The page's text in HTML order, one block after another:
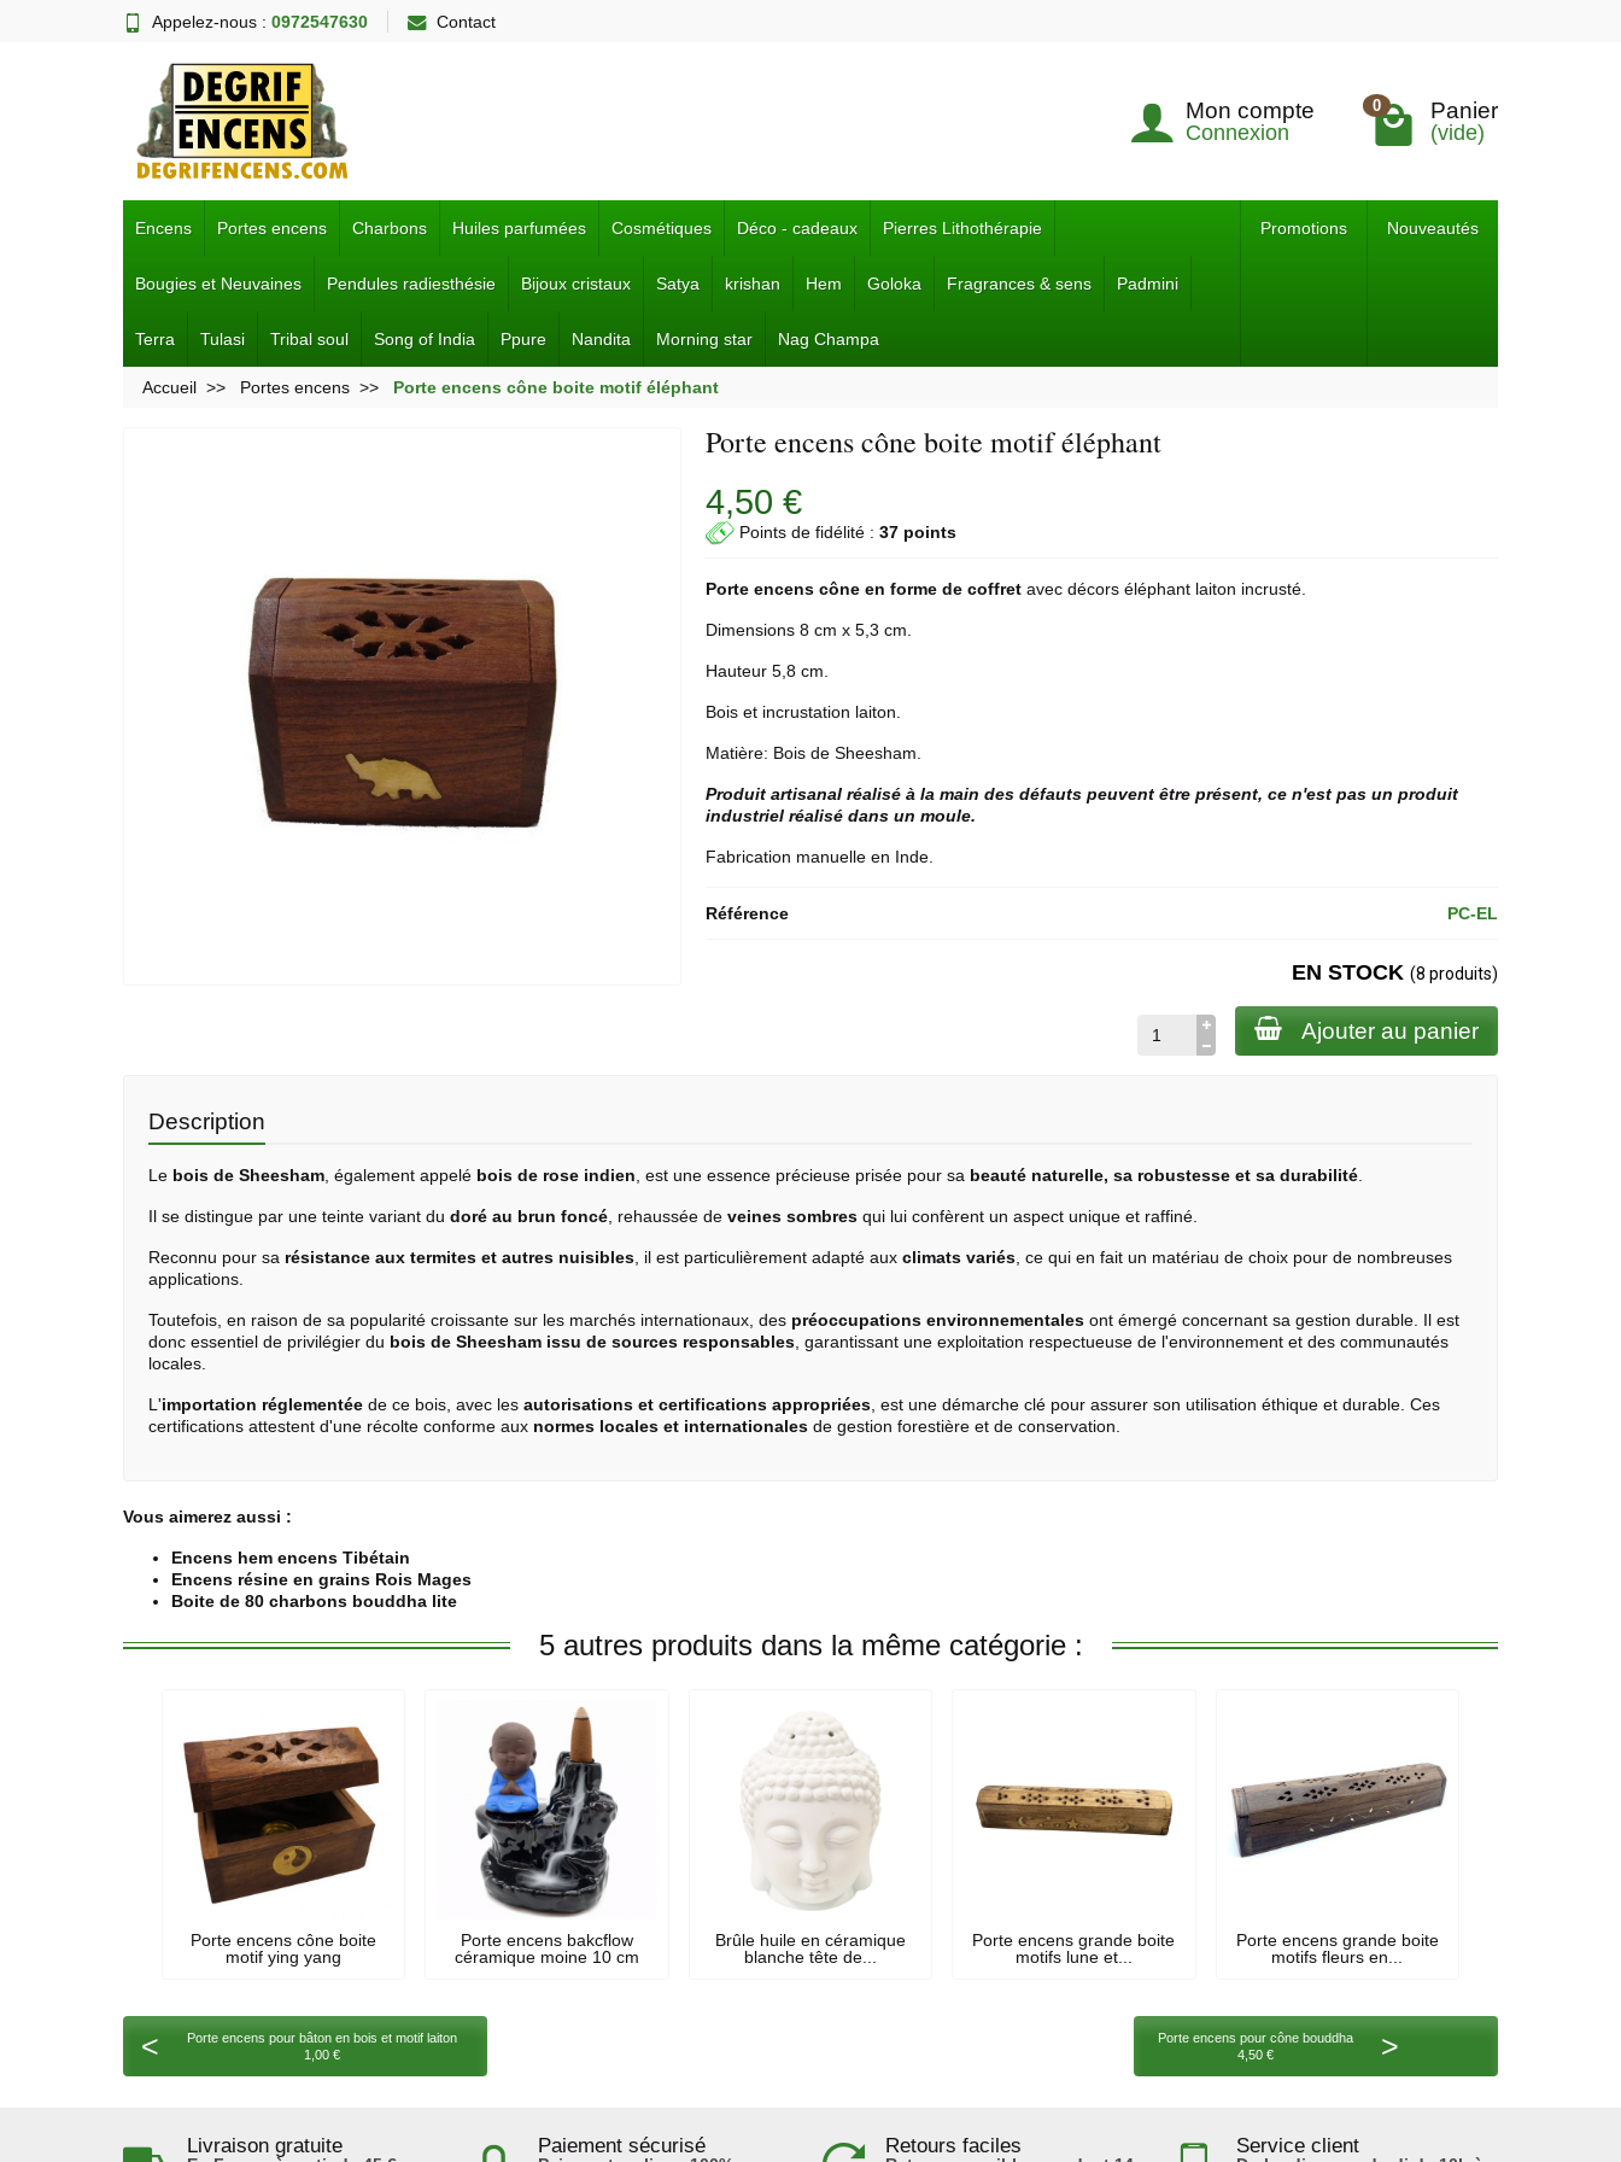
Appelez-nous : 0972547630 Contact
Mon compte
Connexion
0 Panier
(vide)
Encens Portes encens Charbons Huiles parfumées Cosmétiques Déco - cadeaux Pierres Lithothérapie
Bougies et Neuvaines Pendules radiesthésie Bijoux cristaux Satya krishan Hem Goloka Fragrances & sens Padmini
Terra Tulasi Tribal soul Song of India Ppure Nandita Morning star Nag Champa
Promotions Nouveautés
Accueil Portes encens Porte encens cône boite motif éléphant
Porte encens cône boite motif éléphant
4,50 €
Points de fidélité :37 points
Porte encens cône en forme de coffret avec décors éléphant laiton incrusté.
Dimensions 8 cm x 5,3 cm.
Hauteur 5,8 cm.
Bois et incrustation laiton.
Matière: Bois de Sheesham.
Produit artisanal réalisé à la main des défauts peuvent être présent, ce n'est pas un produit
industriel réalisé dans un moule.
Fabrication manuelle en Inde.
Référence PC-EL
EN STOCK (8 produits)
Ajouter au panier
Description
Le bois de Sheesham , également appelé bois de rose indien , est une essence précieuse prisée pour sa beauté naturelle, sa robustesse et sa durabilité
Il se distingue par une teinte variant du doré au brun foncé , rehaussée de veines sombres qui lui confèrent un aspect unique et raffiné.
Reconnu pour sa résistance aux termites et autres nuisibles , il est particulièrement adapté aux climats variés , ce qui en fait un matériau de choix pour de nombreuses
applications.
Toutefois, en raison de sa popularité croissante sur les marchés internationaux, des préoccupations environnementales ont émergé concernant sa gestion durable. Il est
donc essentiel de privilégier du bois de Sheesham issu de sources responsables , garantissant une exploitation respectueuse de l'environnement et des communautés
locales.
L'importation réglementée de ce bois, avec les autorisations et certifications appropriées , est une démarche clé pour assurer son utilisation éthique et durable. Ces
certifications attestent d'une récolte conforme aux normes locales et internationales de gestion forestière et de conservation.
Vous aimerez aussi :
Encens hem encens Tibétain
Encens résine en grains Rois Mages
Boite de 80 charbons bouddha lite
5 autres produits dans la même catégorie :
Porte encens cône boite
motif ying yang
Porte encens bakcflow
céramique moine 10 cm
Brûle huile en céramique
blanche tête de...
Porte encens grande boite
motifs lune et...
Porte encens grande boite
motifs fleurs en...
<
Porte encens pour bâton en bois et motif laiton
1,00 €
Porte encens pour cône bouddha
4,50 €
>
Livraison gratuite Paiement sécurisé Retours faciles Service client